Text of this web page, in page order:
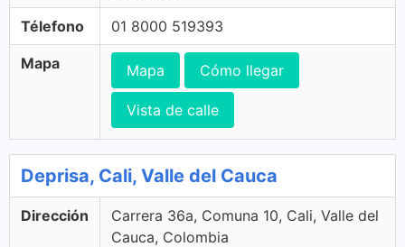
Télefono 01 8000 519393
Mapa Mapa Cómo llegar
Vista de calle
Deprisa, Cali, Valle del Cauca
Dirección
Carrera 36a, Comuna 10, Cali, Valle del
Cauca, Colombia